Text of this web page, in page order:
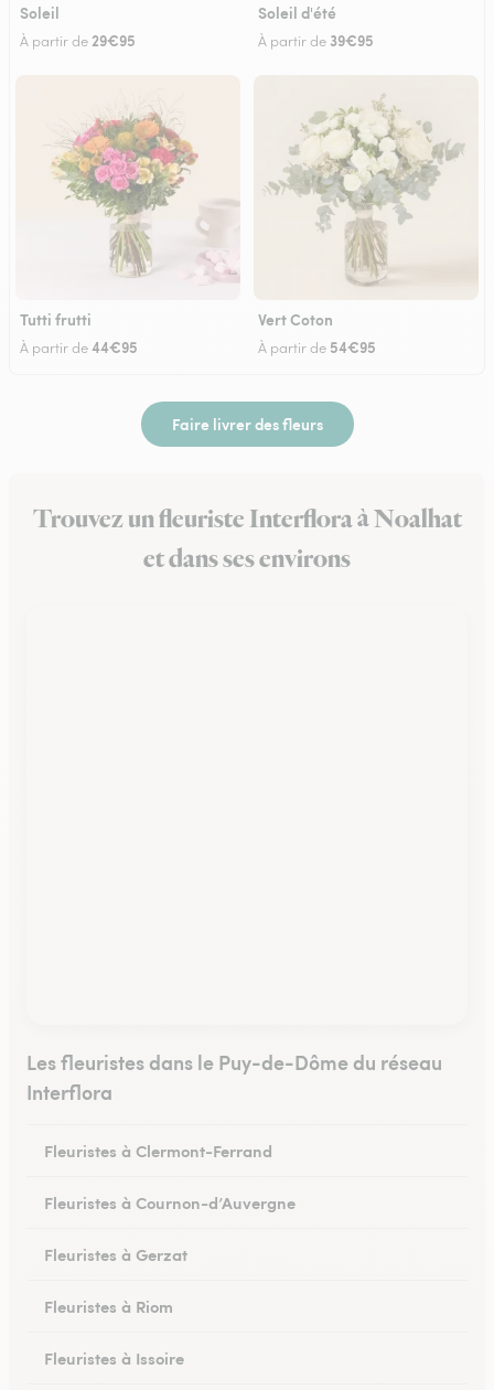
Soleil
À partir de29€95
Soleil d'été
À partir de 39€95
Tutti frutti
À partir de44€95
Vert Coton
À partir de 54€95
Faire livrer des fleurs
Trouvez un fleuriste Interflora à Noalhat
et dans ses environs
Les fleuristes dans le Puy-de-Dôme du réseau
Interflora
Fleuristes à Clermont-Ferrand
Fleuristes à Cournon-d’Auvergne
Fleuristes à Gerzat
Fleuristes à Riom
Fleuristes à Issoire